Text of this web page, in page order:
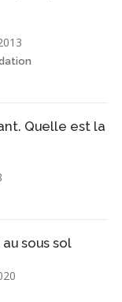
Quelle est la
sous sol